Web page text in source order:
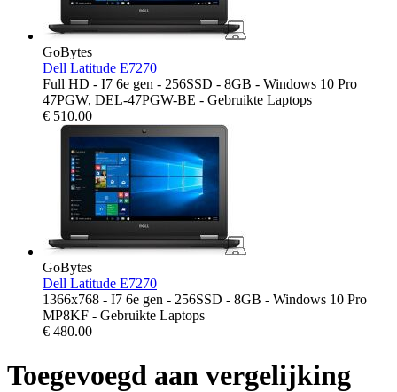
GoBytes
Dell Latitude E7270
Full HD - I7 6e gen - 256SSD - 8GB - Windows 10 Pro
47PGW, DEL-47PGW-BE - Gebruikte Laptops
€ 510.00
GoBytes
Dell Latitude E7270
1366x768 - I7 6e gen - 256SSD - 8GB - Windows 10 Pro
MP8KF - Gebruikte Laptops
€ 480.00
Toegevoegd aan vergelijking